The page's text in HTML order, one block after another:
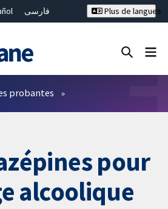
فارسی
繁體中文
Plus de langues
probantes
pour
alcoolique